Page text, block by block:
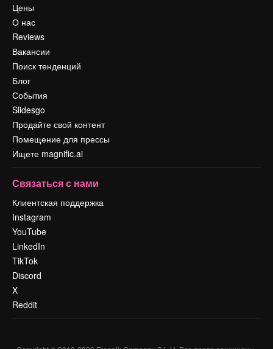
Цены
О нас
Reviews
Вакансии
Поиск тенденций
Блог
События
Slidesgo
Продайте свой контент
Помещение для прессы
Ищете magnific.ai
Связаться с нами
Клиентская поддержка
Instagram
YouTube
LinkedIn
TikTok
Discord
X
Reddit